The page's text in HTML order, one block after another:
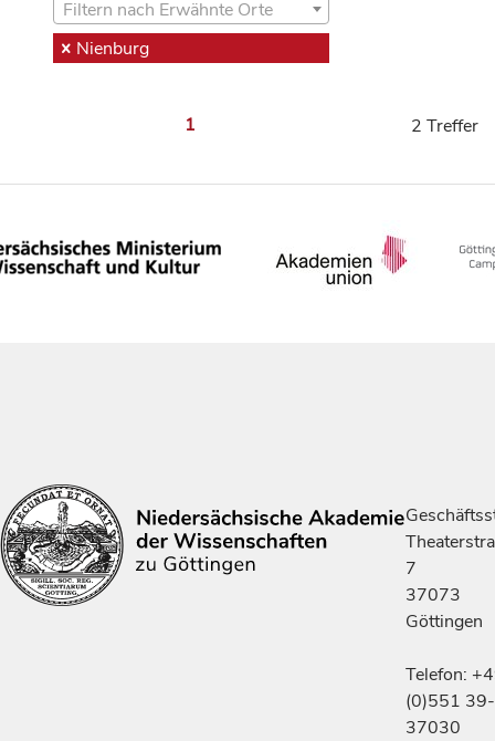
Filtern nach Erwähnte Orte
Nienburg
1 2 Treffer
7
37073
Göttingen
Telefon:
(0)551 39-
37030